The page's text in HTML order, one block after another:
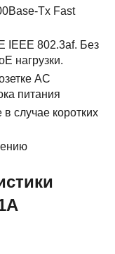
Tx Fast
IEEE 802.3af. Без
нагрузки.
AC
питания
случае коротких